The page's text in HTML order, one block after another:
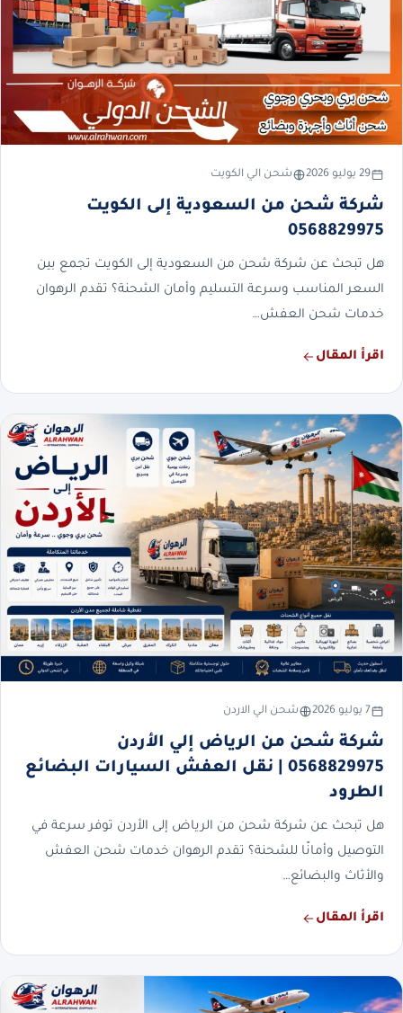
29 يوليو 2026 شحن الي الكويت
شركة شحن من السعودية إلى الكويت
0568829975
هل تبحث عن شركة شحن من السعودية إلى الكويت تجمع بين
السعر المناسب وسرعة التسليم وأمان الشحنة؟ تقدم الرهوان
خدمات شحن العفش…
اقرأ المقال
7 يوليو 2026 شحن الي الاردن
شركة شحن من الرياض إلي الأردن
0568829975 | نقل العفش السيارات البضائع
الطرود
هل تبحث عن شركة شحن من الرياض إلى الأردن توفر سرعة في
التوصيل وأمانًا للشحنة؟ تقدم الرهوان خدمات شحن العفش
والأثاث والبضائع…
اقرأ المقال